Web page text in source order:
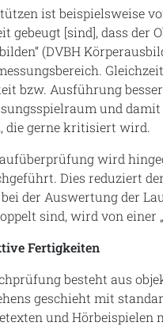
ist beispielsweise
gebeugt [sind], dass der
(DVBH
bzw. Ausführung
und
die gerne kritisiert wird.
wird
Dies reduziert
der Auswertung der
sind, wird von einer
Fertigkeiten
besteht aus
geschieht mit
und